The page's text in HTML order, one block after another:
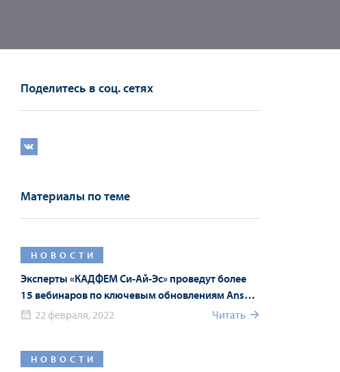
Поделитесь в соц. сетях
Материалы по теме
НОВОСТИ
Эксперты «КАДФЕМ Си-Ай-Эс» проведут более
15 вебинаров по ключевым обновлениям Ansys
2022 R1 в рамках Форума Ansys
22 февраля, 2022 Читать
НОВОСТИ